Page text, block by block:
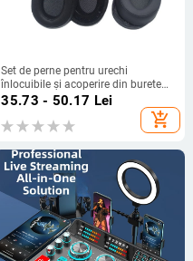
Set de perne pentru urechi
înlocuibile și acoperire din burete
pentru căști Sony MDR-100ABN
35.73 - 50.17 Lei
add_shopping_cart